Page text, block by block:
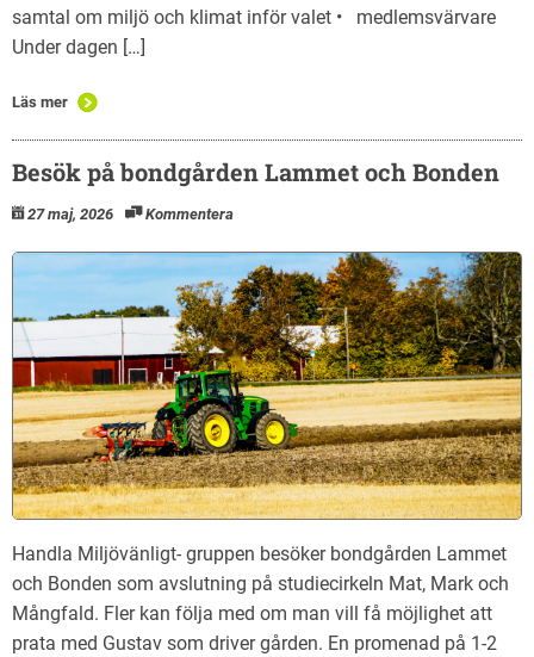
samtal om miljö och klimat inför valet • medlemsvärvare
Under dagen […]
Läs mer
Besök på bondgården Lammet och Bonden
27 maj, 2026 Kommentera
Handla Miljövänligt- gruppen besöker bondgården Lammet
och Bonden som avslutning på studiecirkeln Mat, Mark och
Mångfald. Fler kan följa med om man vill få möjlighet att
prata med Gustav som driver gården. En promenad på 1-2